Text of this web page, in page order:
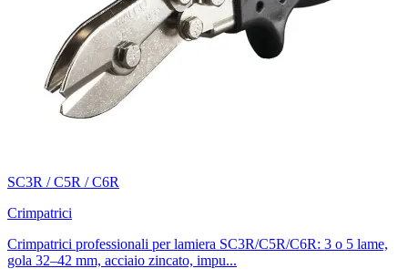
SC3R / C5R / C6R
Crimpatrici
Crimpatrici professionali per lamiera SC3R/C5R/C6R: 3 o 5 lame,
gola 32–42 mm, acciaio zincato, impu...